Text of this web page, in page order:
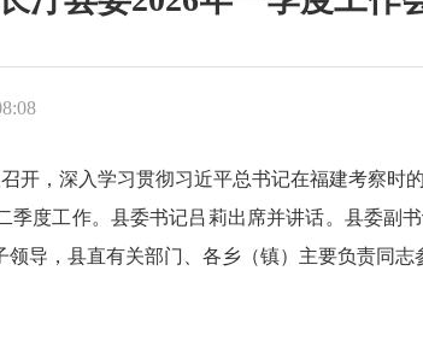
开，深入学习贯彻习近平总书记在福建考察
季度工作。县委书记吕莉出席并讲话。县委副
导，县直有关部门、各乡（镇）主要负责同志